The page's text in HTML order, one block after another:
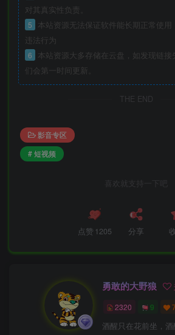
对其真实性负责。
5
本站资源无法保证软件能长期正常使用
违法行为
6
本站资源大多存储在云盘，如发现链接
们会第一时间更新。
THE END
影音专区
# 短视频
喜欢就支持一下吧
点赞 1205 分享
勇敢的大野狼
2320 9
酒醒只在花前坐，酒